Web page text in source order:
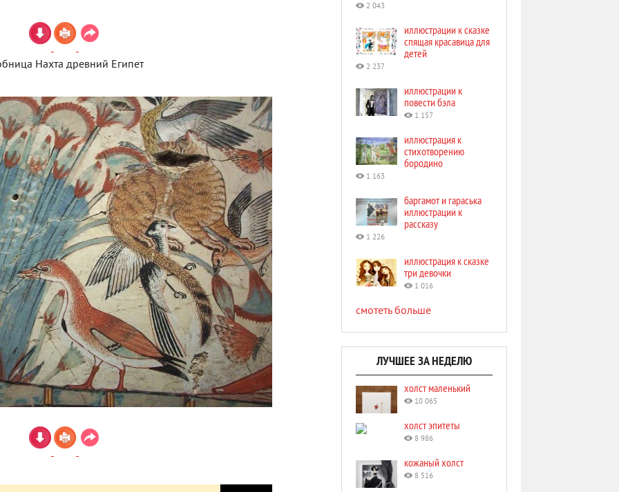
Нахта древний Египет
2 043
иллюстрации к сказке
спящая красавица для
детей
2 237
иллюстрации к
повести бэла
1 157
иллюстрация к
стихотворению
бородино
1 163
баргамот и гараська
иллюстрации к
рассказу
1 226
иллюстрация к сказке
три девочки
1 016
смотеть больше
ЛУЧШЕЕ ЗА НЕДЕЛЮ
холст маленький
10 065
холст эпитеты
8 986
кожаный холст
8 516